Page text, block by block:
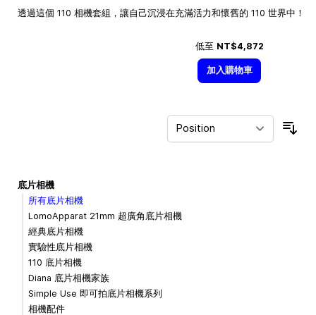
透過這個 110 相機套組，讓自己沉浸在充滿活力和懷舊的 110 世界中！
低至 NT$4,872
加入購物車
底片相機
所有底片相機
LomoApparat 21mm 超廣角底片相機
經典底片相機
實驗性底片相機
110 底片相機
Diana 底片相機家族
Simple Use 即可拍底片相機系列
相機配件